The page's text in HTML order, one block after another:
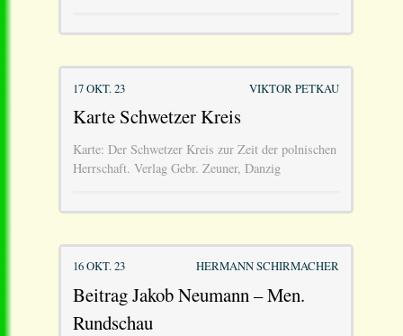
17 OKT. 23 VIKTOR PETKAU
Karte Schwetzer Kreis
Karte: Der Schwetzer Kreis zur Zeit der polnischen
Herrschaft. Verlag Gebr. Zeuner, Danzig
16 OKT. 23 HERMANN SCHIRMACHER
Beitrag Jakob Neumann – Men.
Rundschau